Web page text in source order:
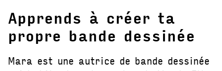
Apprends à créer ta
propre bande dessinée
Mara est une autrice de bande dessinée